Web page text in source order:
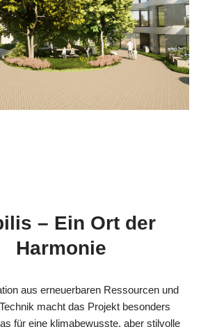
– Ein Ort der
Harmonie
aus erneuerbaren Ressourcen und
macht das Projekt besonders
für eine klimabewusste, aber stilvolle